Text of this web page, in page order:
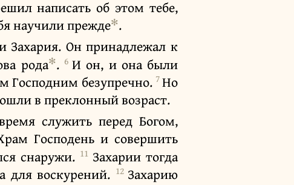
написать об этом тебе,
научили прежде✻.
Он принадлежал к
рода✻. 6И он, и она были
Господним безупречно. 7Но
в преклонный возраст.
служить перед Богом,
Господень и совершить
снаружи. 11 Захарии тогда
для воскурений. 12 Захарию